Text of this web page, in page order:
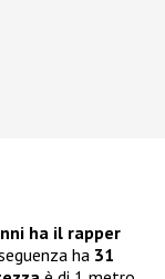
ha il rapper
ha 31